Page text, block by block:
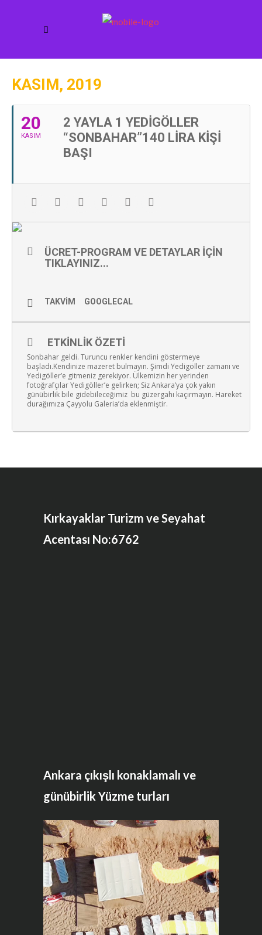
KASIM, 2019
20
KASIM
2 YAYLA 1 YEDIGÖLLER
“SONBAHAR”140 LIRA KIŞI
BAŞI
ÜCRET-PROGRAM VE DETAYLAR IÇIN
TIKLAYINIZ...
TAKVIM GOOGLECAL
ETKINLIK ÖZETI
Sonbahar geldi. Turuncu renkler kendini göstermeye
başladı.Kendinize mazeret bulmayın. Şimdi Yedigöller zamanı ve
Yedigöller’e gitmeniz gerekiyor. Ülkemizin her yerinden
fotoğrafçılar Yedigöller’e gelirken; Siz Ankara’ya çok yakın
günübirlik bile gidebileceğimiz bu güzergahı kaçırmayın. Hareket
durağımıza Çayyolu Galeria’da eklenmiştir.
Kırkayaklar Turizm ve Seyahat
Acentası No:6762
Ankara çıkışlı konaklamalı ve
günübirlik Yüzme turları